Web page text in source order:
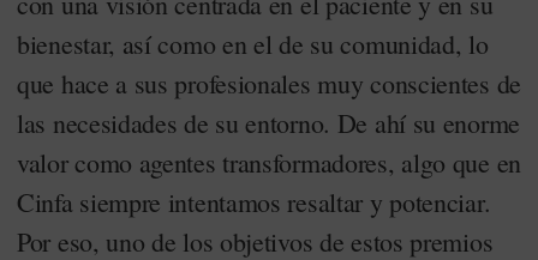
bienestar, así como en el de su comunidad, lo
que hace a sus profesionales muy conscientes de
las necesidades de su entorno. De ahí su enorme
valor como agentes transformadores, algo que en
Cinfa siempre intentamos resaltar y potenciar.
Por eso, uno de los objetivos de estos premios